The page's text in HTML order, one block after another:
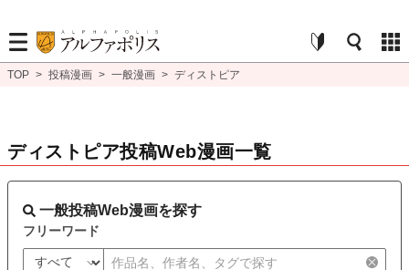
TOP > 投稿漫画 > 一般漫画 > ディストピア
ディストピア投稿Web漫画一覧
一般投稿Web漫画を探す
フリーワード